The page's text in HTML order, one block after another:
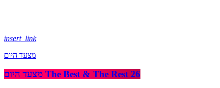
insert_link
מצעד היום
מצעד היום The Best & The Rest 26